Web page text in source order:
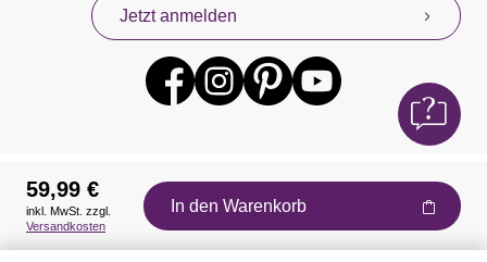
Jetzt anmelden
Auszeichnungen
59,99 €
inkl. MwSt. zzgl.
Versandkosten
In den Warenkorb